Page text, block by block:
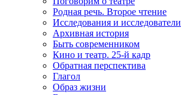
Родная речь. Второе чтение
Исследования и исследователи
Архивная история
Быть современником
Кино и театр. 25-й кадр
Обратная перспектива
Глагол
Образ жизни